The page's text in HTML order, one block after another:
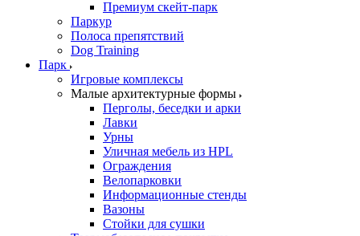
Премиум скейт-парк
Паркур
Полоса препятствий
Dog Training
Парк
Игровые комплексы
Малые архитектурные формы
Перголы, беседки и арки
Лавки
Урны
Уличная мебель из HPL
Ограждения
Велопарковки
Информационные стенды
Вазоны
Стойки для сушки